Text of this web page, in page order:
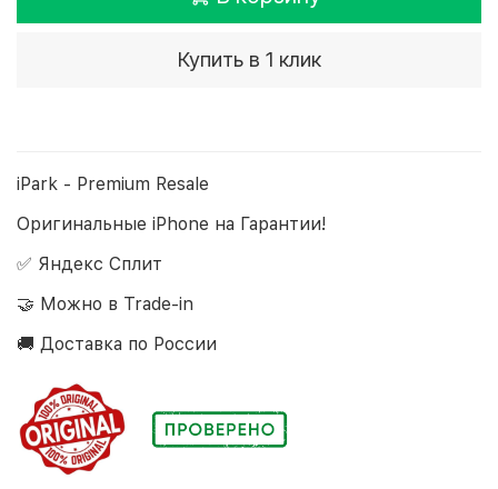
Купить в 1 клик
iPark - Premium Resale
Оригинальные iPhone на Гарантии!
✅ Яндекс Сплит
🤝 Можно в Trade-in
🚚 Доставка по России